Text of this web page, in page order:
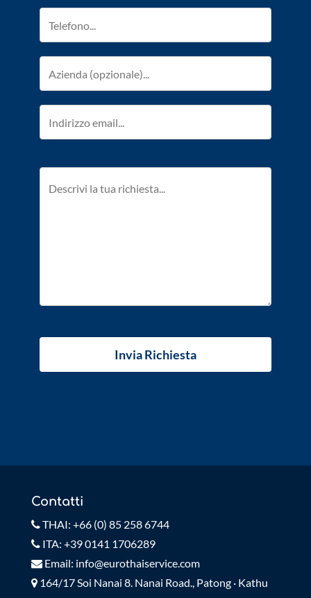
Contatti
THAI: +66 (0) 85 258 6744
ITA: +39 0141 1706289
Email: info@eurothaiservice.com
164/17 Soi Nanai 8. Nanai Road., Patong · Kathu